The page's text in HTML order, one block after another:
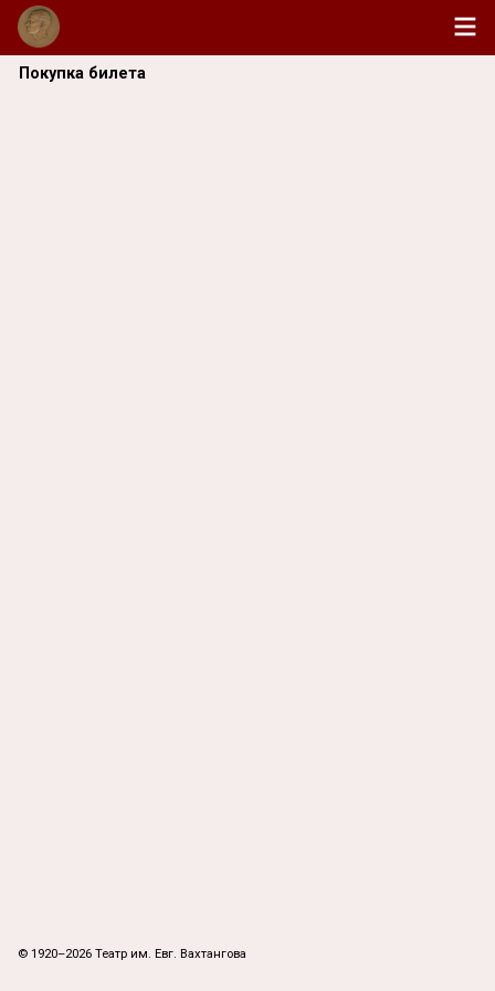
Покупка билета
© 1920–2026 Театр им. Евг. Вахтангова